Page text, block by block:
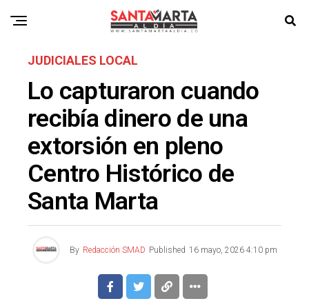
JUDICIALES LOCAL
Lo capturaron cuando
recibía dinero de una
extorsión en pleno
Centro Histórico de
Santa Marta
By Redacción SMAD Published 16 mayo, 2026 4:10 pm